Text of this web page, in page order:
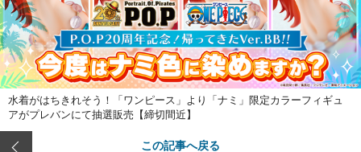
水着がはちきれそう！「ワンピース」より「ナミ」限定カラーフィギュ
アがプレバンにて抽選販売【締切間近】
この記事へ戻る